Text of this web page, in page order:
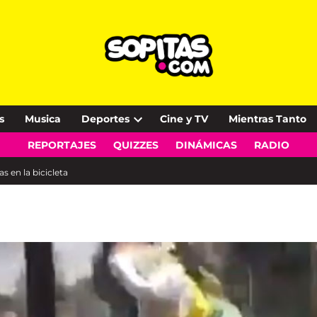
Musica Deportes
Open
dropdown
Cine y TV Mientras Tanto
REPORTAJES QUIZZES DINÁMICAS RADIO
en la bicicleta